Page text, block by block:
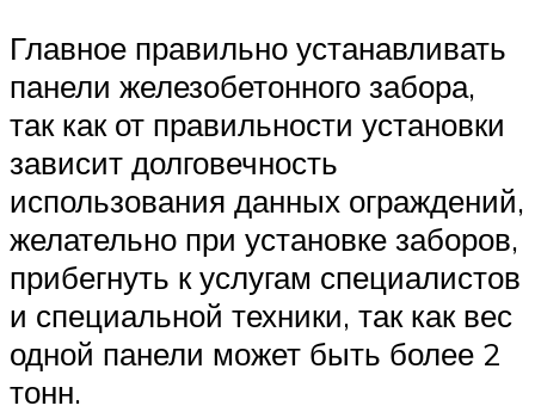
Главное правильно устанавливать
панели железобетонного забора,
так как от правильности установки
зависит долговечность
использования данных ограждений,
желательно при установке заборов,
прибегнуть к услугам специалистов
и специальной техники, так как вес
одной панели может быть более 2
тонн.